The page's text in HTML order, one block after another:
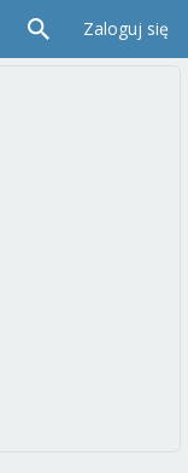
Zaloguj się